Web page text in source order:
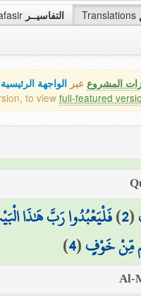
التفاسيــر Translations
المشروع عبر الواجهة الرئيسية
to view full-featured
(
2
)فَلْيَعْبُدُوا رَبَّ هَٰذَا
مِّنْ خَوْفٍ(
4
)